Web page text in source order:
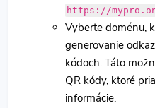
https://
Vyberte doménu,
generovanie
kódoch. Táto
QR kódy, ktoré
informácie.